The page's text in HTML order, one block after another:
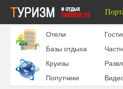
Отели
Базы отдыха
Круизы
Попутчики